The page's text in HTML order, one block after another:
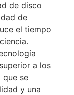
de disco
de
el tiempo
a los
que se
y una